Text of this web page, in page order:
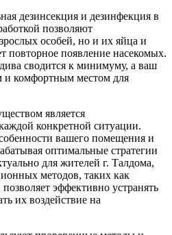
дезинсекция и дезинфекция в
позволяют
особей, но и их яйца и
повторное появление насекомых.
сводится к минимуму, а ваш
и комфортным местом для
является
конкретной ситуации.
вашего помещения и
оптимальные стратегии
для жителей г. Талдома,
методов, таких как
эффективно устранять
их воздействие на